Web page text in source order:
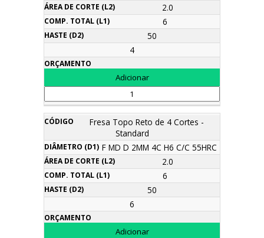
2.0
6
50
4
Fresa Topo Reto de 4 Cortes -
Standard
F MD D 2MM 4C H6 C/C 55HRC
2.0
6
50
6